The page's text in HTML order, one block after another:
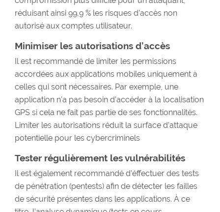
réduisant ainsi 99,9 % les risques d’accès non
autorisé aux comptes utilisateur.
Minimiser les autorisations d’accès
Il est recommandé de limiter les permissions
accordées aux applications mobiles uniquement à
celles qui sont nécessaires. Par exemple, une
application n’a pas besoin d’accéder à la localisation
GPS si cela ne fait pas partie de ses fonctionnalités.
Limiter les autorisations réduit la surface d’attaque
potentielle pour les cybercriminels
Tester régulièrement les vulnérabilités
Il est également recommandé d'éffectuer des tests
de pénétration (pentests) afin de détecter les failles
de sécurité présentes dans les applications. À ce